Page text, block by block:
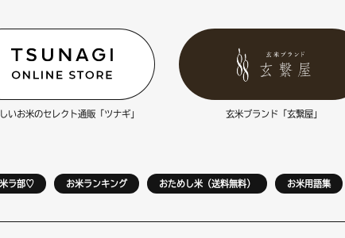
いお米のセレクト通販「ツナギ」 玄米ブランド「玄繋屋」
ラ部♡ お米ランキング おためし米（送料無料） お米用語集